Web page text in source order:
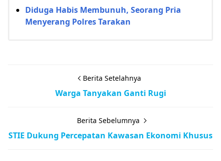
Diduga Habis Membunuh, Seorang Pria
Menyerang Polres Tarakan
Berita Setelahnya
Warga Tanyakan Ganti Rugi
Berita Sebelumnya
STIE Dukung Percepatan Kawasan Ekonomi Khusus